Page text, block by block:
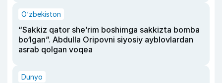
O‘zbekiston
“Sakkiz qator she’rim boshimga sakkizta bomba
bo‘lgan”. Abdulla Oripovni siyosiy ayblovlardan
asrab qolgan voqea
Dunyo